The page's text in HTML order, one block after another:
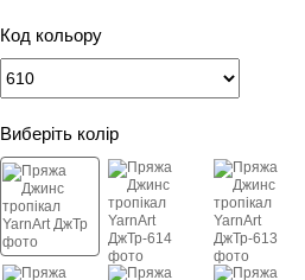
Код кольору
Виберіть колір